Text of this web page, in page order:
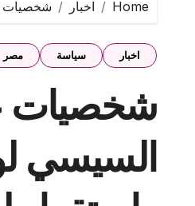
Home اخبار شخصيات
اخبار سياسة مصر
شخصيات
السيسي